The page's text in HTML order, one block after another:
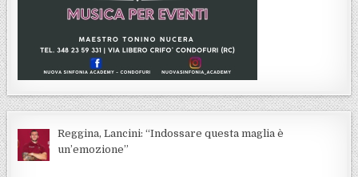
Reggina, Lancini: “Indossare questa maglia è
un’emozione”